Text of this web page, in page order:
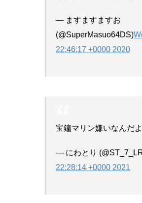
— ますますますお
(@SuperMasuo64DS)
22:46:17 +0000 2020
宝鐘マリン嫌いなんだ
— にわとり
22:28:14 +0000 2021